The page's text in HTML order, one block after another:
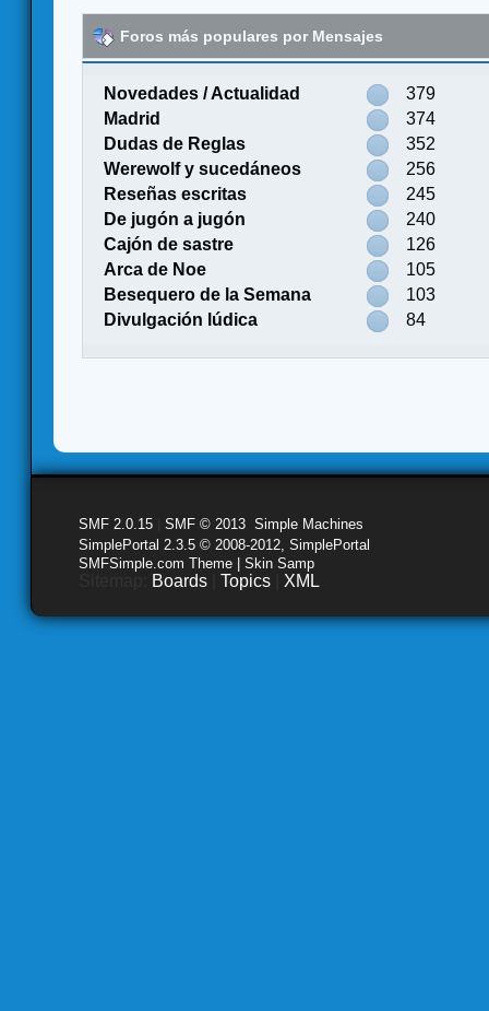
Foros más populares por Mensajes
Novedades / Actualidad
379
Madrid
374
Dudas de Reglas
352
Werewolf y sucedáneos
256
Reseñas escritas
245
De jugón a jugón
240
Cajón de sastre
126
Arca de Noe
105
Besequero de la Semana
103
Divulgación lúdica
84
SMF 2.0.15 SMF © 2013 Simple Machines
SimplePortal 2.3.5 © 2008-2012, SimplePortal
SMFSimple.com Theme | Skin Samp
Boards Topics XML